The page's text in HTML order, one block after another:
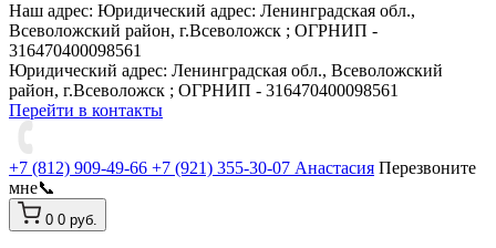
Наш адрес: Юридический адрес: Ленинградская обл.,
Всеволожский район, г.Всеволожск ; ОГРНИП -
316470400098561
Юридический адрес: Ленинградская обл., Всеволожский
район, г.Всеволожск ; ОГРНИП - 316470400098561
Перейти в контакты
+7 (812) 909-49-66 +7 (921) 355-30-07 Анастасия Перезвоните
мне📞
0 0 руб.